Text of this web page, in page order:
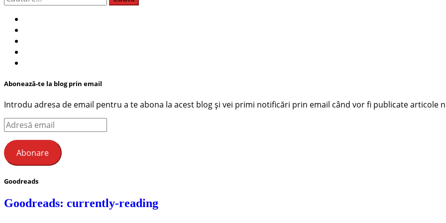
după:
Abonează-te la blog prin email
Introdu adresa de email pentru a te abona la acest blog și vei primi notificări prin email când vor fi publicate articole
Adresă
email
Abonare
Goodreads
Goodreads: currently-reading